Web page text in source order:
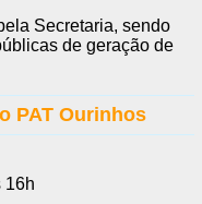
Secretaria, sendo
de geração de
PAT Ourinhos
16h